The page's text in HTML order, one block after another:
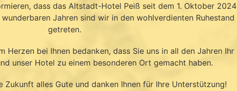
dass das Altstadt-Hotel Peiß seit dem 1. Oktober 2024
Jahren sind wir in den wohlverdienten Ruhestand
getreten.
Herzen bei Ihnen bedanken, dass Sie uns in all den Jahren Ihr
unser Hotel zu einem besonderen Ort gemacht haben.
Zukunft alles Gute und danken Ihnen für Ihre Unterstützung!